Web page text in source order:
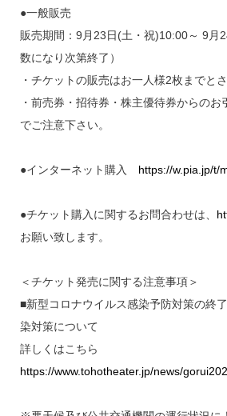
●一般販売
販売期間：9月23日(土・祝)10:00～ 9月
数になり次第終了）
・チケットの販売はお一人様2枚までと
・前売券・招待券・株主優待券からの
でご注意下さい。
●インターネット購入 https://w.pia.jp/t/
●チケット購入に関するお問合わせは、
お願い致します。
＜チケット発売に関する注意事項＞
■新型コロナウイルス感染予防対策の終
染対策について
詳しくはこちら
https://www.tohotheater.jp/news/